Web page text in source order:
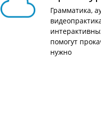
Грамматика,
помогут
нужно